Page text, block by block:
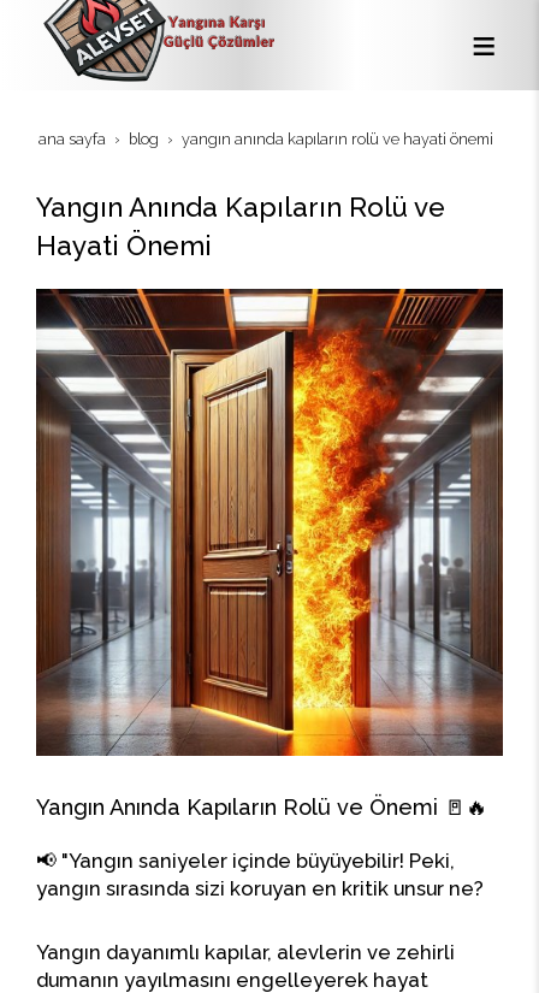
ana sayfa blog yangın anında kapıların rolü ve hayati önemi
Yangın Anında Kapıların Rolü ve
Hayati Önemi
Yangın Anında Kapıların Rolü ve Önemi 🚪🔥
📢 "Yangın saniyeler içinde büyüyebilir! Peki,
yangın sırasında sizi koruyan en kritik unsur ne?
Yangın dayanımlı kapılar, alevlerin ve zehirli
dumanın yayılmasını engelleyerek hayat